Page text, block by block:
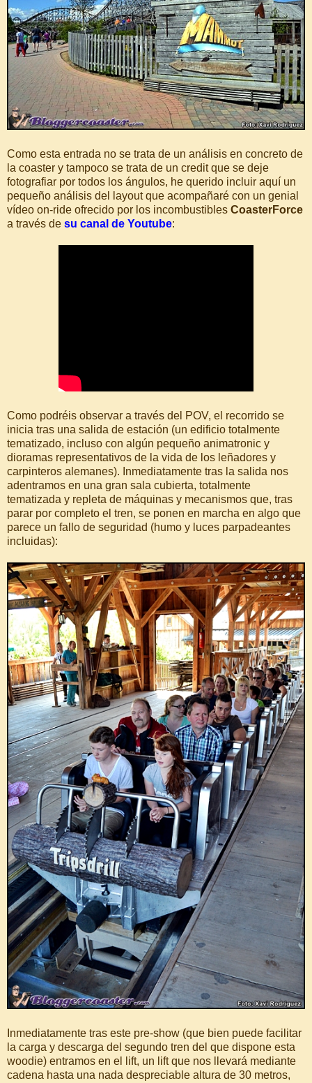
Como esta entrada no se trata de un análisis en concreto de
la coaster y tampoco se trata de un credit que se deje
fotografiar por todos los ángulos, he querido incluir aquí un
pequeño análisis del layout que acompañaré con un genial
vídeo on-ride ofrecido por los incombustibles CoasterForce
a través de su canal de Youtube:
Como podréis observar a través del POV, el recorrido se
inicia tras una salida de estación (un edificio totalmente
tematizado, incluso con algún pequeño animatronic y
dioramas representativos de la vida de los leñadores y
carpinteros alemanes). Inmediatamente tras la salida nos
adentramos en una gran sala cubierta, totalmente
tematizada y repleta de máquinas y mecanismos que, tras
parar por completo el tren, se ponen en marcha en algo que
parece un fallo de seguridad (humo y luces parpadeantes
incluidas):
Inmediatamente tras este pre-show (que bien puede facilitar
la carga y descarga del segundo tren del que dispone esta
woodie) entramos en el lift, un lift que nos llevará mediante
cadena hasta una nada despreciable altura de 30 metros,